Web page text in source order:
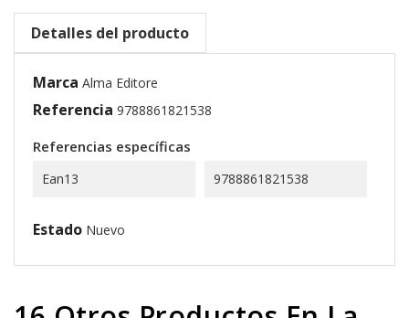
Detalles del producto
Marca Alma Editore
Referencia 9788861821538
Referencias específicas
Ean13 9788861821538
Estado Nuevo